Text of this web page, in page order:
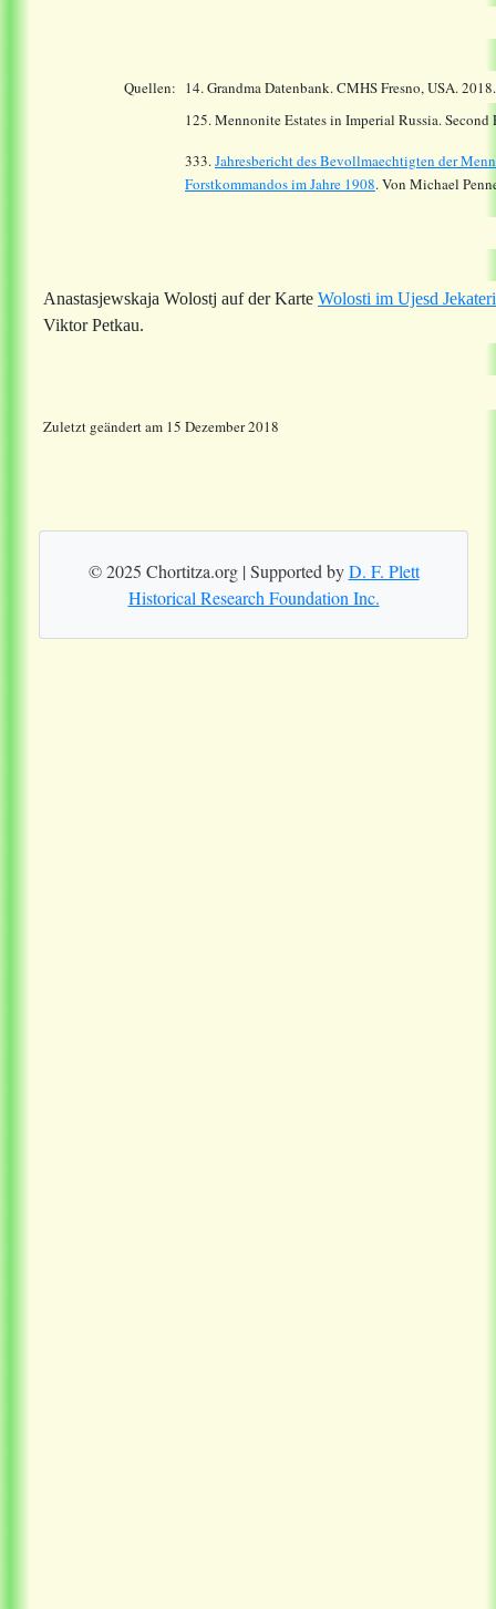
Quellen: 14.Grandma Datenbank. CMHS Fresno, USA.
125. Mennonite Estates in Imperial Russia.
333.Jahresbericht des Bevollmaechtigten der
Forstkommandos im Jahre 1908. Von Michael
Anastasjewskaja Wolostj auf der Karte Wolosti im Ujesd
Viktor Petkau.
Zuletzt geändert am 15 Dezember 2018
© 2025 Chortitza.org | Supported byD. F. Plett
Historical Research Foundation Inc.